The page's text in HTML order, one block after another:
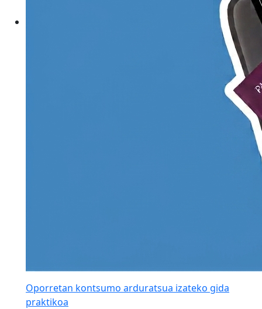
Oporretan kontsumo arduratsua izateko gida
praktikoa